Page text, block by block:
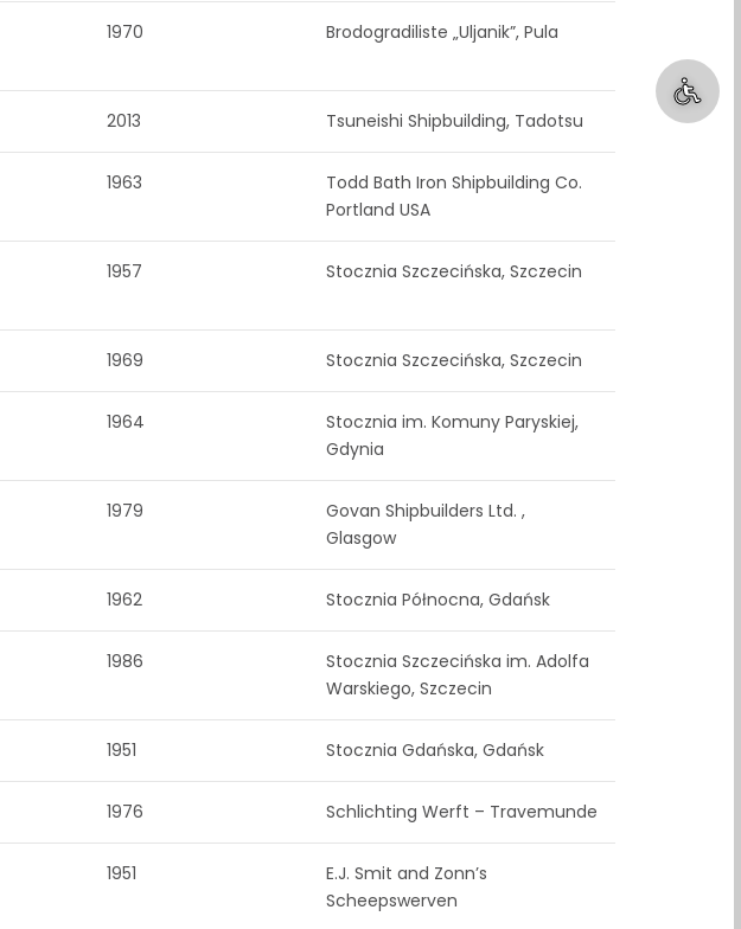
1970 Brodogradiliste „Uljanik”, Pula
2013 Tsuneishi Shipbuilding, Tadotsu
1963
Todd Bath Iron Shipbuilding Co.
Portland USA
1957 Stocznia Szczecińska, Szczecin
1969 Stocznia Szczecińska, Szczecin
1964
Stocznia im. Komuny Paryskiej,
Gdynia
1979
Govan Shipbuilders Ltd. ,
Glasgow
1962 Stocznia Północna, Gdańsk
1986
Stocznia Szczecińska im. Adolfa
Warskiego, Szczecin
1951 Stocznia Gdańska, Gdańsk
1976 Schlichting Werft – Travemunde
1951
E.J. Smit and Zonn’s
Scheepswerven